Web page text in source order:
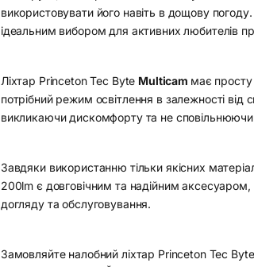
використовувати його навіть в дощову
ідеальним вибором для активних любителів
Ліхтар Princeton Tec Byte Multicam має
потрібний режим освітлення в залежності від
викликаючи дискомфорту та не
Завдяки використанню тільки якісних
200lm є довговічним та надійним
догляду та обслуговування.
Замовляйте налобний ліхтар Princeton Tec Byte